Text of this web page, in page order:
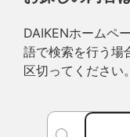
DAIKENホームペ
語で検索を行う場
区切ってください。